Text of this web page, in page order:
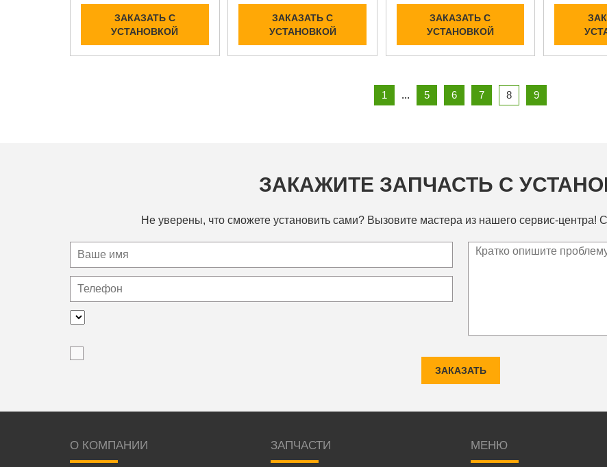
ЗАКАЗАТЬ С
УСТАНОВКОЙ
ЗАКАЗАТЬ С
УСТАНОВКОЙ
ЗАКАЗАТЬ С
УСТАНОВКОЙ
1 ... 5 6 7 8 9
ЗАКАЖИТЕ ЗАПЧАСТЬ С
Не уверены, что сможете установить сами? Вызовите мастера из нашего сервис-центра!
ЗАКАЗАТЬ
О КОМПАНИИ ЗАПЧАСТИ МЕНЮ